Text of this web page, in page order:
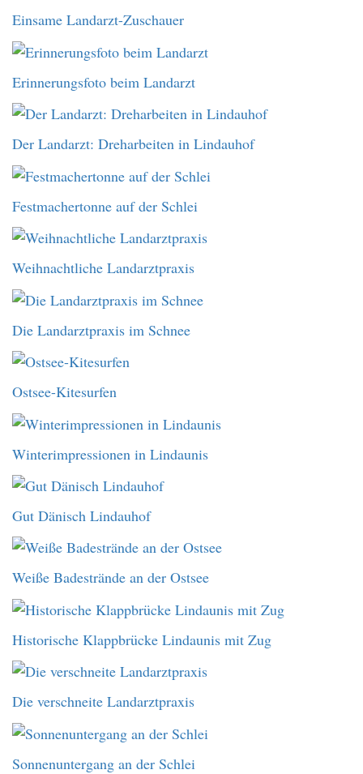
Einsame Landarzt-Zuschauer
Erinnerungsfoto beim Landarzt
Der Landarzt: Dreharbeiten in Lindauhof
Festmachertonne auf der Schlei
Weihnachtliche Landarztpraxis
Die Landarztpraxis im Schnee
Ostsee-Kitesurfen
Winterimpressionen in Lindaunis
Gut Dänisch Lindauhof
Weiße Badestrände an der Ostsee
Historische Klappbrücke Lindaunis mit Zug
Die verschneite Landarztpraxis
Sonnenuntergang an der Schlei